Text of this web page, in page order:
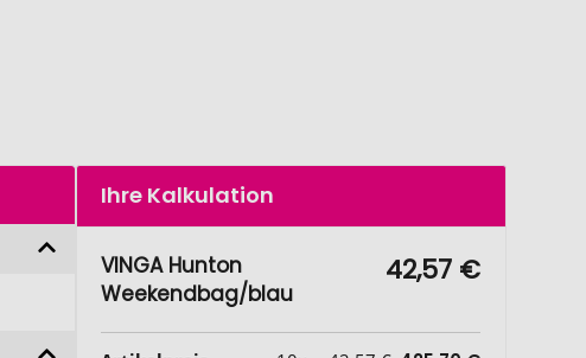
Ihre Kalkulation
VINGA Hunton
Weekendbag/blau
42,57 €